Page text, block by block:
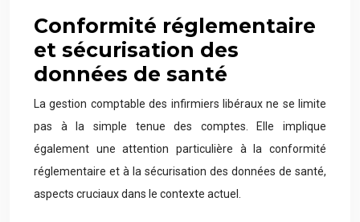
Conformité réglementaire
et sécurisation des
données de santé
La gestion comptable des infirmiers libéraux ne se limite
pas à la simple tenue des comptes. Elle implique
également une attention particulière à la conformité
réglementaire et à la sécurisation des données de santé,
aspects cruciaux dans le contexte actuel.